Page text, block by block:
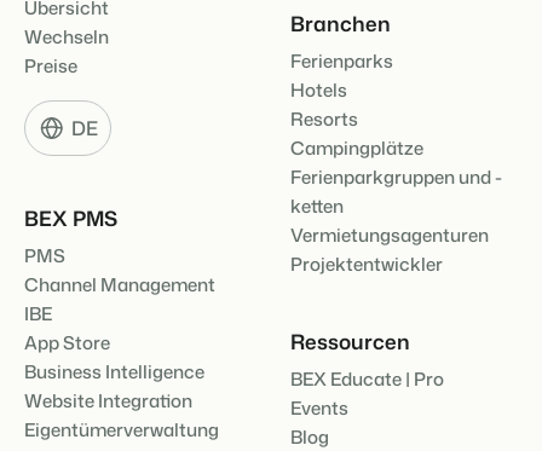
Übersicht
Wechseln
Preise
DE
BEX PMS
PMS
Channel Management
IBE
App Store
Business Intelligence
Website Integration
Eigentümerverwaltung
Branchen
Ferienparks
Hotels
Resorts
Campingplätze
Ferienparkgruppen und -
ketten
Vermietungsagenturen
Projektentwickler
Ressourcen
BEX Educate | Pro
Events
Blog